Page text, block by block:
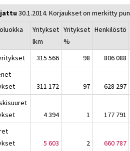
30.1.2014. Korjaukset on merkitty
Yritykset
lkm
Yritykset
%
Henkilöstö
315 566 98 806 088
311 172 97 628 297
4 394 1 177 791
5 603 2 660 787